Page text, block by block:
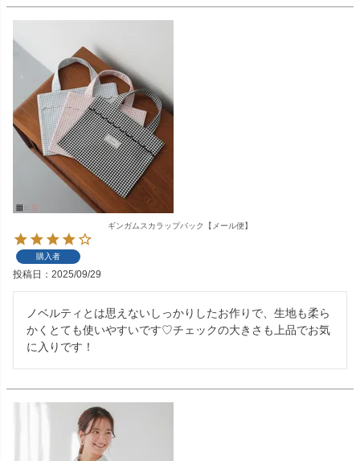
ギンガムスカラップバック【メール便】
購入者
投稿日 2025/09/29
ノベルティとは思えないしっかりしたお作りで、生地も柔ら
かくとても使いやすいです♡チェックの大きさも上品でお気
に入りです！